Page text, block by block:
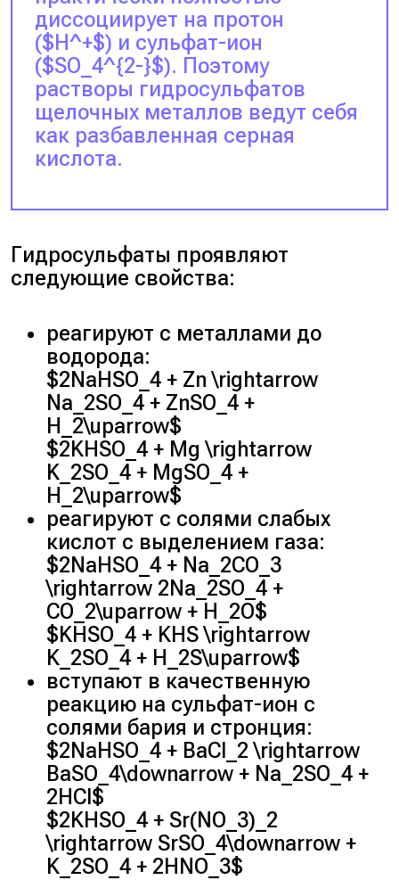
диссоциирует на протон
($H^+$) и сульфат-ион
($SO_4^{2-}$). Поэтому
растворы гидросульфатов
щелочных металлов ведут себя
как разбавленная серная
кислота.
Гидросульфаты проявляют
следующие свойства:
реагируют с металлами до
водорода:
$2NaHSO_4 + Zn \rightarrow
Na_2SO_4 + ZnSO_4 +
H_2\uparrow$
$2KHSO_4 + Mg \rightarrow
K_2SO_4 + MgSO_4 +
H_2\uparrow$
реагируют с солями слабых
кислот с выделением газа:
$2NaHSO_4 + Na_2CO_3
\rightarrow 2Na_2SO_4 +
CO_2\uparrow + H_2O$
$KHSO_4 + KHS \rightarrow
K_2SO_4 + H_2S\uparrow$
вступают в качественную
реакцию на сульфат-ион с
солями бария и стронция:
$2NaHSO_4 + BaCl_2 \rightarrow
BaSO_4\downarrow + Na_2SO_4 +
2HCl$
$2KHSO_4 + Sr(NO_3)_2
\rightarrow SrSO_4\downarrow +
K_2SO_4 + 2HNO_3$